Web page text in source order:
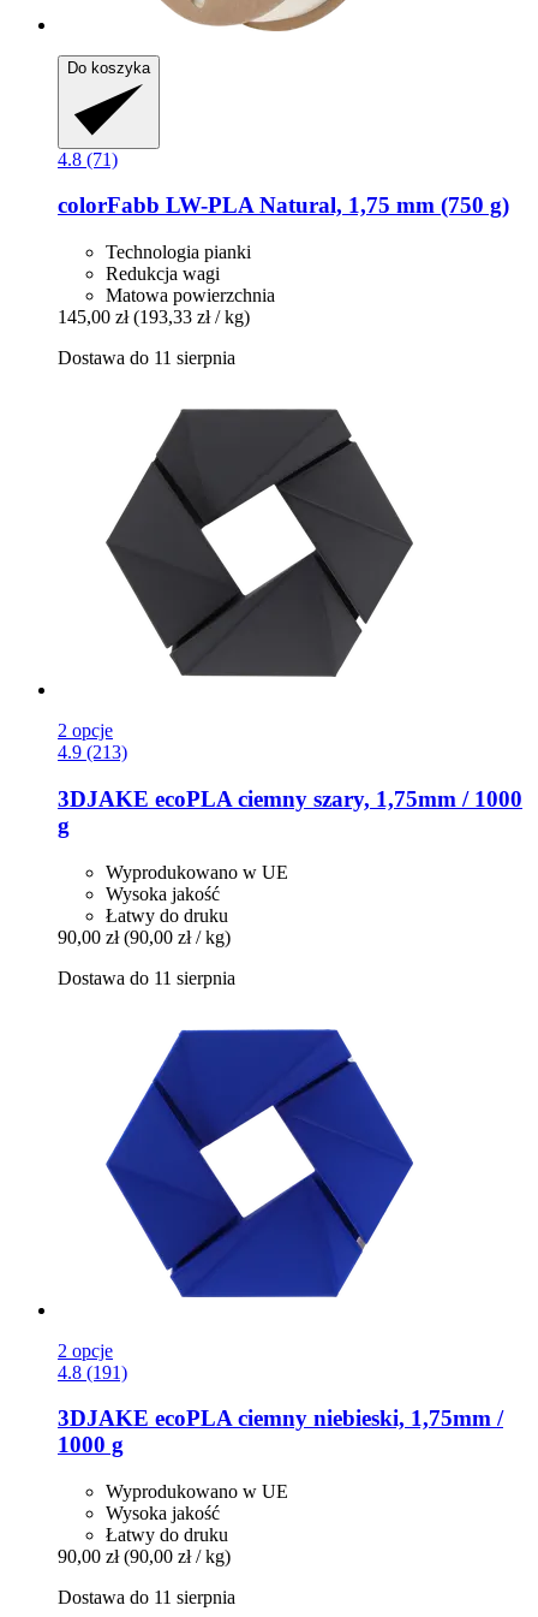
Do koszyka
4.8 (71)
colorFabb LW-​PLA Natural, 1,75 mm (750 g)
Technologia pianki
Redukcja wagi
Matowa powierzchnia
145,00 zł (193,33 zł / kg)
Dostawa do 11 sierpnia
2 opcje
4.9 (213)
3DJAKE ecoPLA ciemny szary, 1,75mm / 1000
g
Wyprodukowano w UE
Wysoka jakość
Łatwy do druku
90,00 zł (90,00 zł / kg)
Dostawa do 11 sierpnia
2 opcje
4.8 (191)
3DJAKE ecoPLA ciemny niebieski, 1,75mm /
1000 g
Wyprodukowano w UE
Wysoka jakość
Łatwy do druku
90,00 zł (90,00 zł / kg)
Dostawa do 11 sierpnia